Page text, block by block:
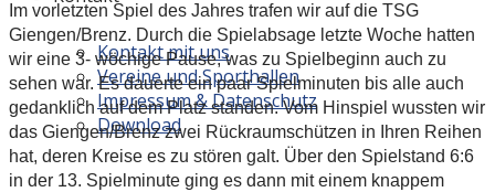
Kontakt mit uns
Vereine und Sporthallen
Impressum & Datenschutz
Download
Im vorletzten Spiel des Jahres trafen wir auf die TSG
Giengen/Brenz. Durch die Spielabsage letzte Woche hatten
wir eine 3- wöchige Pause, was zu Spielbeginn auch zu
sehen war. Es dauerte ein paar Spielminuten bis alle auch
gedanklich auf dem Platz standen. Vom Hinspiel wussten wir
das Giengen/Brenz zwei Rückraumschützen in Ihren Reihen
hat, deren Kreise es zu stören galt. Über den Spielstand 6:6
in der 13. Spielminute ging es dann mit einem knappem